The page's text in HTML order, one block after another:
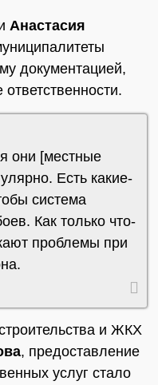
Анастасия
документацией,
они [местные
Есть какие-
система
Как только что-
проблемы при
и ЖКХ
, предоставление
услуг стало